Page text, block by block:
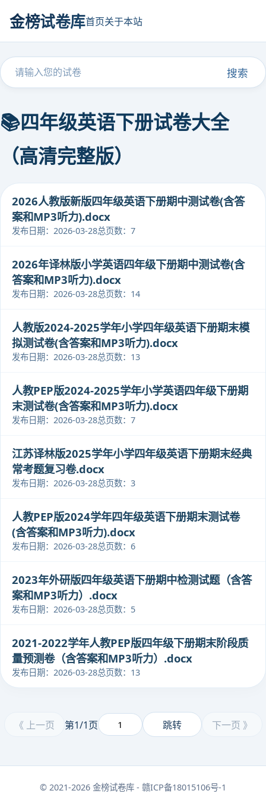
金榜试卷库首页关于本站
搜索
📚四年级英语下册试卷大全
（高清完整版）
2026人教版新版四年级英语下册期中测试卷(含答
案和MP3听力).docx
发布日期：2026-03-28总页数：7
2026年译林版小学英语四年级下册期中测试卷(含
答案和MP3听力).docx
发布日期：2026-03-28总页数：14
人教版2024-2025学年小学四年级英语下册期末模
拟测试卷(含答案和MP3听力).docx
发布日期：2026-03-28总页数：13
人教PEP版2024-2025学年小学英语四年级下册期
末测试卷(含答案和MP3听力).docx
发布日期：2026-03-28总页数：7
江苏译林版2025学年小学四年级英语下册期末经典
常考题复习卷.docx
发布日期：2026-03-28总页数：3
人教PEP版2024学年四年级英语下册期末测试卷
(含答案和MP3听力).docx
发布日期：2026-03-28总页数：6
2023年外研版四年级英语下册期中检测试题（含答
案和MP3听力）.docx
发布日期：2026-03-28总页数：5
2021-2022学年人教PEP版四年级下册期末阶段质
量预测卷（含答案和MP3听力）.docx
发布日期：2026-03-28总页数：13
《 上一页 第1/1页 跳转 下一页 》
© 2021-2026 金榜试卷库 - 赣ICP备18015106号-1